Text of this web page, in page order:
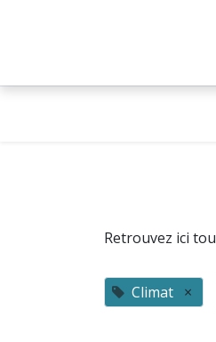
Retrouvez ici
Climat ×